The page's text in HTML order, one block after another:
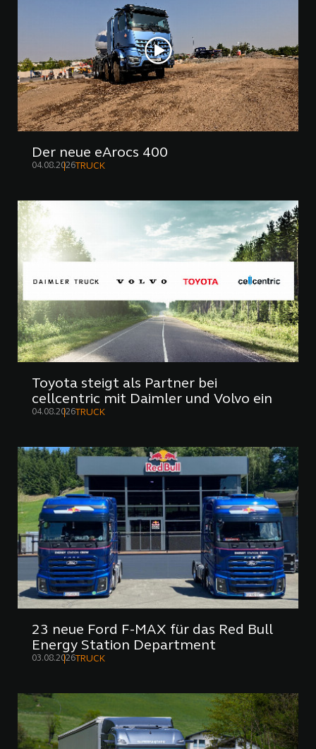
Der neue eArocs 400
04.08.2026 TRUCK
Toyota steigt als Partner bei
cellcentric mit Daimler und Volvo ein
04.08.2026 TRUCK
23 neue Ford F-MAX für das Red Bull
Energy Station Department
03.08.2026 TRUCK